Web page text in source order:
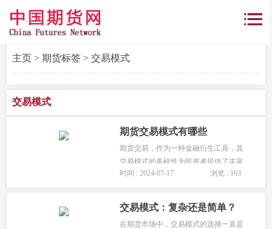
主页> 期货标签> 交易模式
交易模式
期货交易模式有哪些
期货交易，作为一种金融衍生工具，其
交易模式的多样性为投资者提供了丰富
的投资选择。...
时间 : 2024-07-17 浏览 : 163
交易模式：复杂还是简单？
在期货市场中，交易模式的选择一直是